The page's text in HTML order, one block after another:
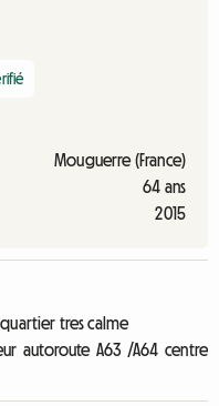
Mouguerre (France)
64 ans
2015
tres calme
autoroute A63 /A64 centre